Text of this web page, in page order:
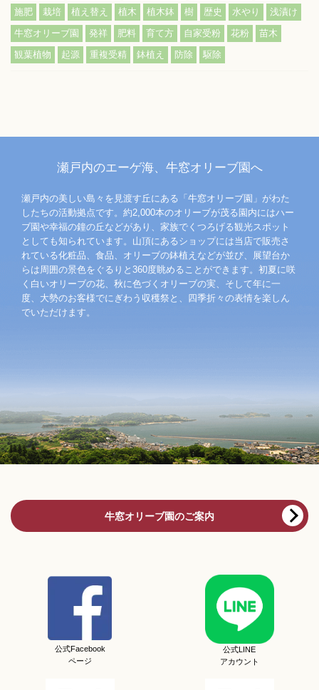
施肥
栽培 植え替え 植木 植木鉢 樹 歴史 水やり
浅漬け
牛窓オリーブ園
発祥 肥料 育て方 自家受粉 花粉
苗木
観葉植物
起源 重複受精 鉢植え 防除 駆除
瀬戸内のエーゲ海、牛窓オリーブ園へ
瀬戸内の美しい島々を見渡す丘にある「牛窓オリーブ園」がわた
したちの活動拠点です。約2,000本のオリーブが茂る園内にはハー
ブ園や幸福の鐘の丘などがあり、家族でくつろげる観光スポット
としても知られています。山頂にあるショップには当店で販売さ
れている化粧品、食品、オリーブの鉢植えなどが並び、展望台か
らは周囲の景色をぐるりと360度眺めることができます。初夏に咲
く白いオリーブの花、秋に色づくオリーブの実、そして年に一
度、大勢のお客様でにぎわう収穫祭と、四季折々の表情を楽しん
でいただけます。
牛窓オリーブ園のご案内
公式Facebook
ページ
公式LINE
アカウント